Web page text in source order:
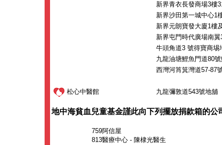
新界青衣長發商場3樓
新界沙田第一城中心1
新界元朗寶發大廈1樓
新界屯門時代廣場南
牛頭角道3 號得寶商埸
九龍油塘鯉魚門道80
西灣河筲箕灣道57-87
松心中醫館 九龍彌敦道543號地舖
地中海貧血兒童基金謹此向下列擺放捐款箱的
759阿信屋
813醫療中心 - 陳棣光醫生